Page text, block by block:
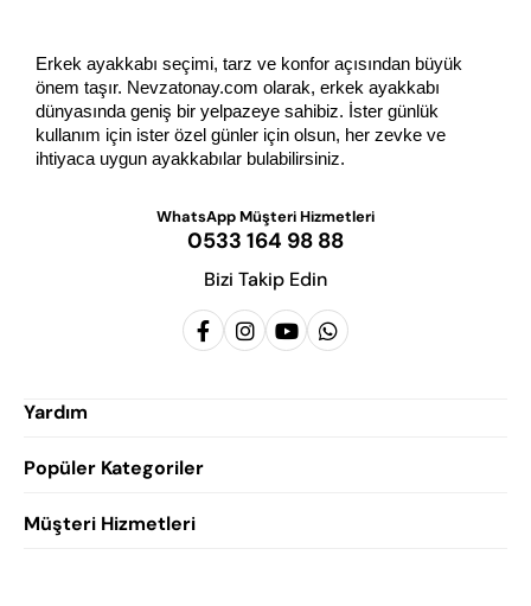
Erkek ayakkabı seçimi, tarz ve konfor açısından büyük
önem taşır. Nevzatonay.com olarak, erkek ayakkabı
dünyasında geniş bir yelpazeye sahibiz. İster günlük
kullanım için ister özel günler için olsun, her zevke ve
ihtiyaca uygun ayakkabılar bulabilirsiniz.
WhatsApp Müşteri Hizmetleri
0533 164 98 88
Bizi Takip Edin
Yardım
Popüler Kategoriler
Erkek Klasik Ayakkabı
Müşteri Hizmetleri